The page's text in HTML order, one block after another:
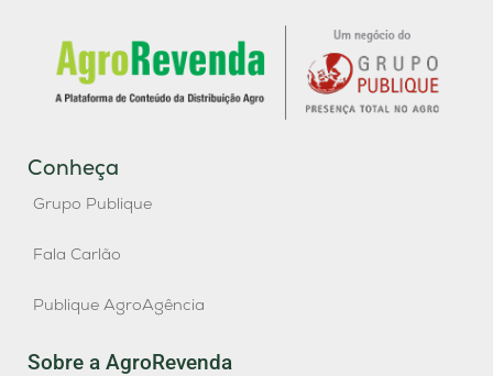
Conheça
Grupo Publique
Fala Carlão
Publique AgroAgência
Sobre a AgroRevenda